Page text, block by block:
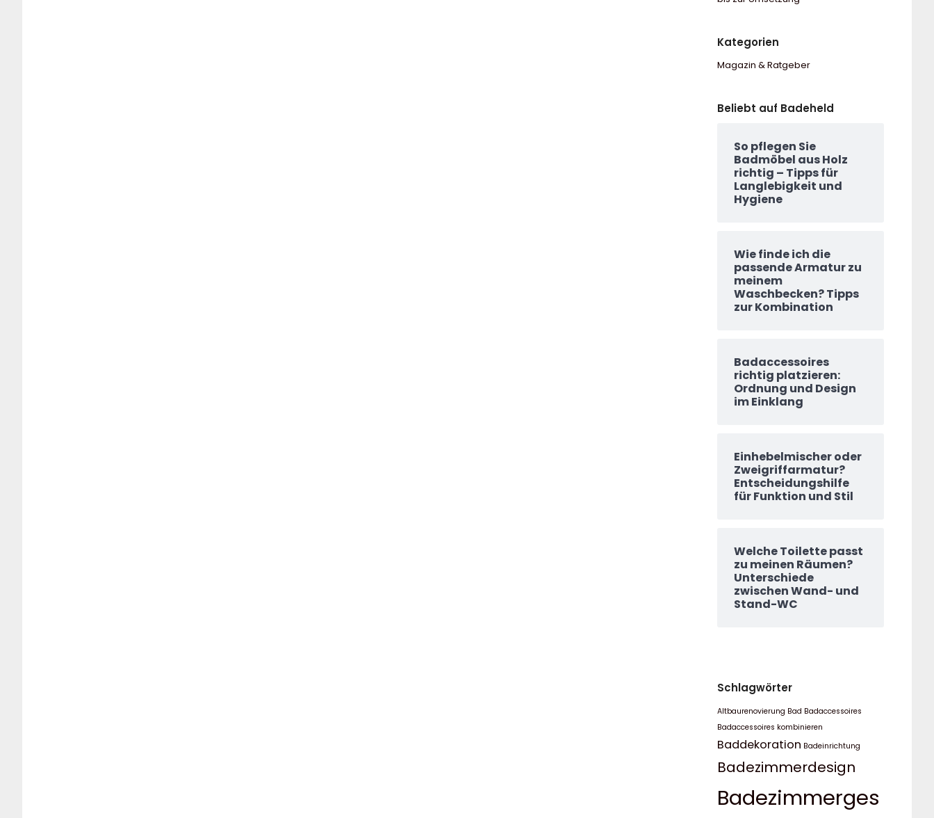
Kategorien
Magazin & Ratgeber
Beliebt auf Badeheld
So pflegen Sie
Badmöbel aus Holz
richtig – Tipps für
Langlebigkeit und
Hygiene
Wie finde ich die
passende Armatur zu
meinem
Waschbecken? Tipps
zur Kombination
Badaccessoires
richtig platzieren:
Ordnung und Design
im Einklang
Einhebelmischer oder
Zweigriffarmatur?
Entscheidungshilfe
für Funktion und Stil
Welche Toilette passt
zu meinen Räumen?
Unterschiede
zwischen Wand- und
Stand-WC
Schlagwörter
Altbaurenovierung Bad Badaccessoires
Badaccessoires kombinieren
Baddekoration Badeinrichtung
Badezimmerdesign
Badezimmerges